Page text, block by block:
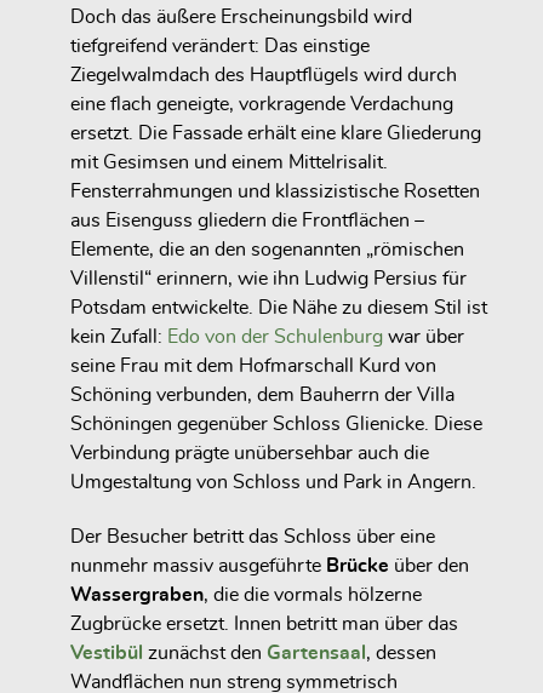
Doch das äußere Erscheinungsbild wird
tiefgreifend verändert: Das einstige
Ziegelwalmdach des Hauptflügels wird durch
eine flach geneigte, vorkragende Verdachung
ersetzt. Die Fassade erhält eine klare Gliederung
mit Gesimsen und einem Mittelrisalit.
Fensterrahmungen und klassizistische Rosetten
aus Eisenguss gliedern die Frontflächen –
Elemente, die an den sogenannten „römischen
Villenstil“ erinnern, wie ihn Ludwig Persius für
Potsdam entwickelte. Die Nähe zu diesem Stil ist
kein Zufall: Edo von der Schulenburg war über
seine Frau mit dem Hofmarschall Kurd von
Schöning verbunden, dem Bauherrn der Villa
Schöningen gegenüber Schloss Glienicke. Diese
Verbindung prägte unübersehbar auch die
Umgestaltung von Schloss und Park in Angern.
Der Besucher betritt das Schloss über eine
nunmehr massiv ausgeführte Brücke über den
Wassergraben, die die vormals hölzerne
Zugbrücke ersetzt. Innen betritt man über das
Vestibül zunächst den Gartensaal , dessen
Wandflächen nun streng symmetrisch